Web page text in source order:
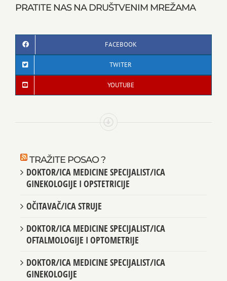
PRATITE NAS NA DRUŠTVENIM MREŽAMA
FACEBOOK
TWITER
YOUTUBE
TRAŽITE POSAO ?
DOKTOR/ICA MEDICINE SPECIJALIST/ICA
GINEKOLOGIJE I OPSTETRICIJE
OČITAVAČ/ICA STRUJE
DOKTOR/ICA MEDICINE SPECIJALIST/ICA
OFTALMOLOGIJE I OPTOMETRIJE
DOKTOR/ICA MEDICINE SPECIJALIST/ICA
GINEKOLOGIJE